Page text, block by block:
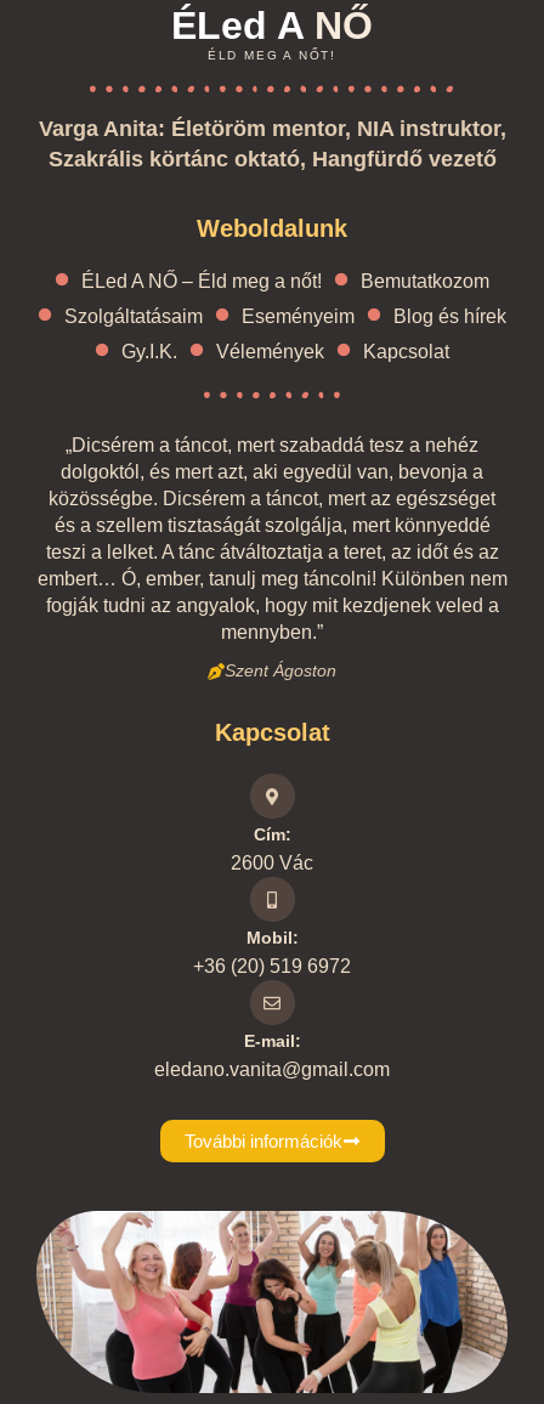
ÉLed A NŐ
ÉLD MEG A NŐT!
Varga Anita: Életöröm mentor, NIA instruktor,
Szakrális körtánc oktató, Hangfürdő vezető
Weboldalunk
ÉLed A NŐ – Éld meg a nőt!
Bemutatkozom
Szolgáltatásaim
Eseményeim
Blog és hírek
Gy.I.K.
Vélemények Kapcsolat
„Dicsérem a táncot, mert szabaddá tesz a nehéz
dolgoktól, és mert azt, aki egyedül van, bevonja a
közösségbe. Dicsérem a táncot, mert az egészséget
és a szellem tisztaságát szolgálja, mert könnyeddé
teszi a lelket. A tánc átváltoztatja a teret, az időt és az
embert… Ó, ember, tanulj meg táncolni! Különben nem
fogják tudni az angyalok, hogy mit kezdjenek veled a
mennyben.”
Szent Ágoston
Kapcsolat
Cím:
2600 Vác
Mobil:
+36 (20) 519 6972
E-mail:
eledano.vanita@gmail.com
További információk